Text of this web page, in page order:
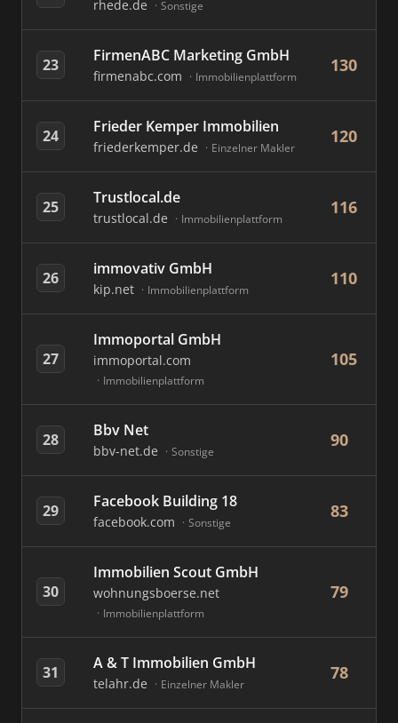
rhede.de Sonstige
23 FirmenABC Marketing GmbH
firmenabc.com Immobilienplattform
130
24 Frieder Kemper Immobilien
friederkemper.de Einzelner Makler
120
25 Trustlocal.de
trustlocal.de Immobilienplattform
116
26 immovativ GmbH
kip.net Immobilienplattform
110
27
Immoportal GmbH
immoportal.com
Immobilienplattform
105
28 Bbv Net
bbv-net.de Sonstige
90
29 Facebook Building 18
facebook.com Sonstige
83
30
Immobilien Scout GmbH
wohnungsboerse.net
Immobilienplattform
79
31 A & T Immobilien GmbH
telahr.de Einzelner Makler
78